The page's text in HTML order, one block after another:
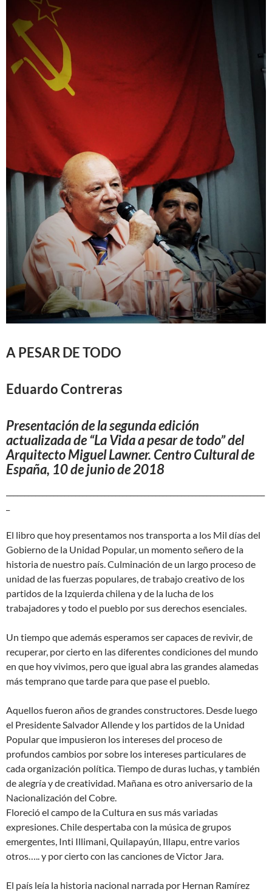
A PESAR DE TODO
Eduardo Contreras
Presentación de la segunda edición
actualizada de “La Vida a pesar de todo” del
Arquitecto Miguel Lawner. Centro Cultural de
España, 10 de junio de 2018
El libro que hoy presentamos nos transporta a los Mil días del
Gobierno de la Unidad Popular, un momento señero de la
historia de nuestro país. Culminación de un largo proceso de
unidad de las fuerzas populares, de trabajo creativo de los
partidos de la Izquierda chilena y de la lucha de los
trabajadores y todo el pueblo por sus derechos esenciales.
Un tiempo que además esperamos ser capaces de revivir, de
recuperar, por cierto en las diferentes condiciones del mundo
en que hoy vivimos, pero que igual abra las grandes alamedas
más temprano que tarde para que pase el pueblo.
Aquellos fueron años de grandes constructores. Desde luego
el Presidente Salvador Allende y los partidos de la Unidad
Popular que impusieron los intereses del proceso de
profundos cambios por sobre los intereses particulares de
cada organización política. Tiempo de duras luchas, y también
de alegría y de creatividad. Mañana es otro aniversario de la
Nacionalización del Cobre.
Floreció el campo de la Cultura en sus más variadas
expresiones. Chile despertaba con la música de grupos
emergentes, Inti Illimani, Quilapayún, Illapu, entre varios
otros….. y por cierto con las canciones de Victor Jara.
El país leía la historia nacional narrada por Hernan Ramírez